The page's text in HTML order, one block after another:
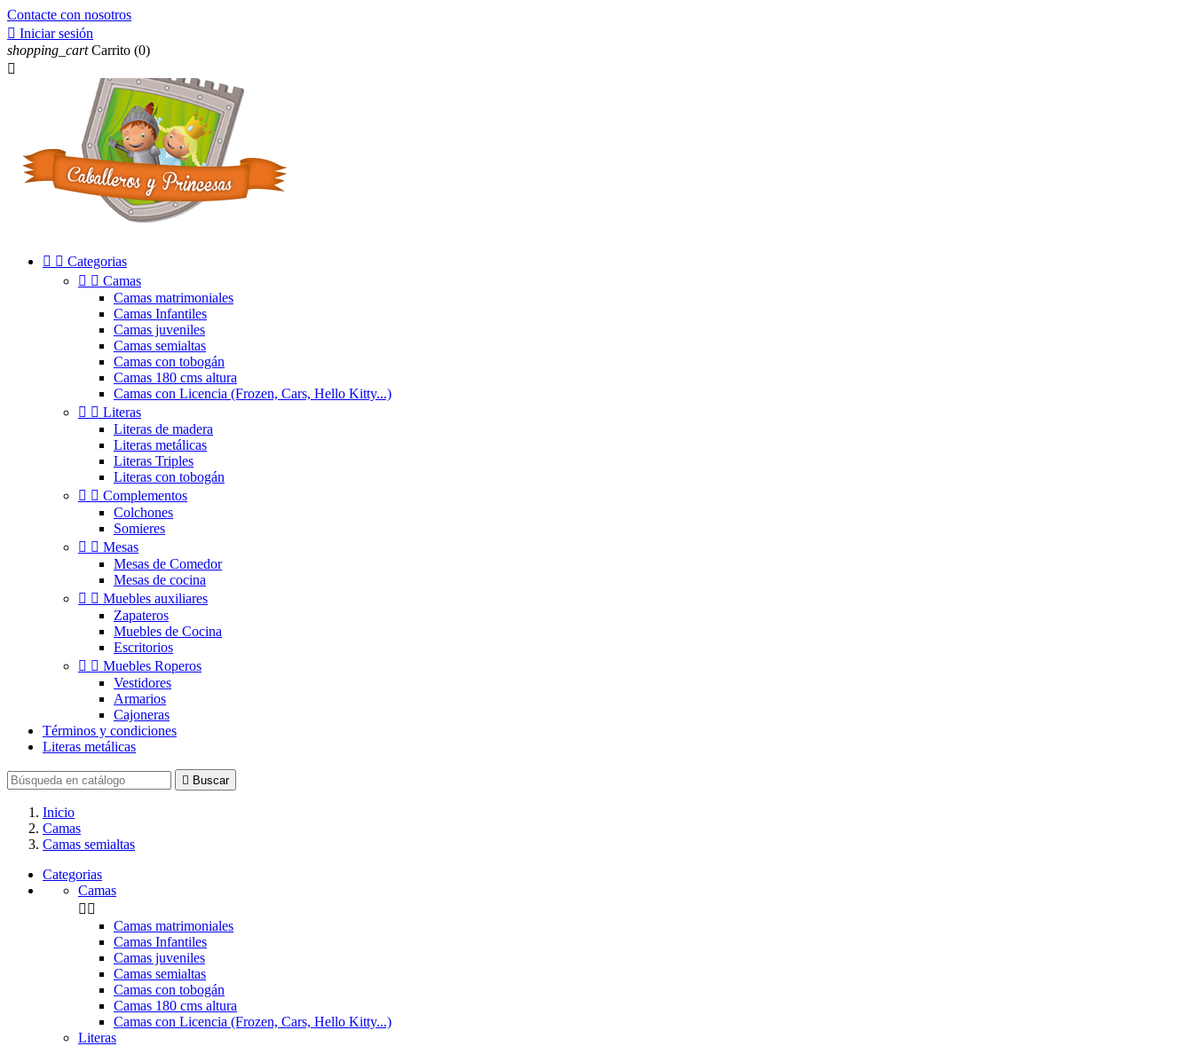
Contacte con nosotros
 Iniciar sesión
shopping_cart Carrito (0)

  Categorias
  Camas
Camas matrimoniales
Camas Infantiles
Camas juveniles
Camas semialtas
Camas con tobogán
Camas 180 cms altura
Camas con Licencia (Frozen, Cars, Hello Kitty...)
  Literas
Literas de madera
Literas metálicas
Literas Triples
Literas con tobogán
  Complementos
Colchones
Somieres
  Mesas
Mesas de Comedor
Mesas de cocina
  Muebles auxiliares
Zapateros
Muebles de Cocina
Escritorios
  Muebles Roperos
Vestidores
Armarios
Cajoneras
Términos y condiciones
Literas metálicas
 Buscar
Inicio
Camas
Camas semialtas
Categorias
Camas
 
Camas matrimoniales
Camas Infantiles
Camas juveniles
Camas semialtas
Camas con tobogán
Camas 180 cms altura
Camas con Licencia (Frozen, Cars, Hello Kitty...)
Literas